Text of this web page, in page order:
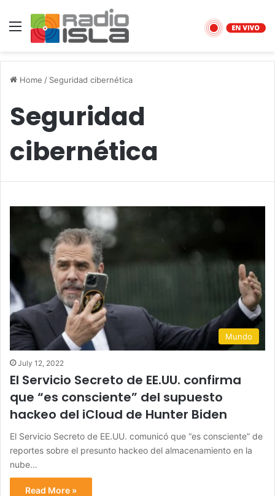
Menu
Home / Seguridad cibernética
Seguridad
cibernética
Mundo
July 12, 2022
El Servicio Secreto de EE.UU. confirma
que “es consciente” del supuesto
hackeo del iCloud de Hunter Biden
El Servicio Secreto de EE.UU. comunicó que “es consciente” de
reportes sobre el presunto hackeo del almacenamiento en la
nube…
Read More »